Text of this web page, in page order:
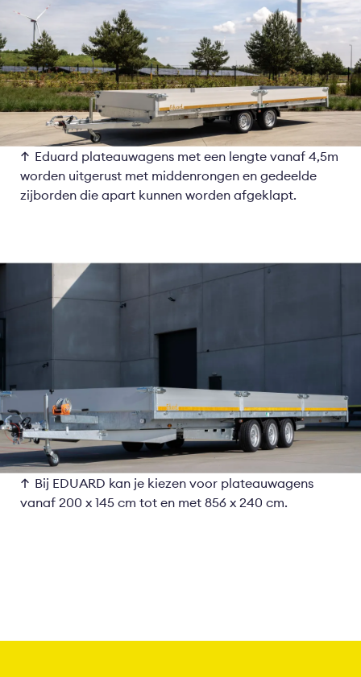
Eduard plateauwagens met een lengte vanaf 4,5m
worden uitgerust met middenrongen en gedeelde
zijborden die apart kunnen worden afgeklapt.
Bij EDUARD kan je kiezen voor plateauwagens
vanaf 200 x 145 cm tot en met 856 x 240 cm.